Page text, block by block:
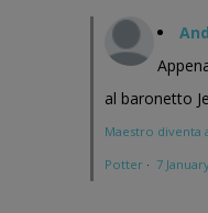
al baronetto
Maestro diventa
Potter · 7